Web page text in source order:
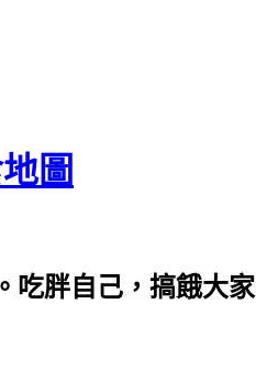
圖
吃胖自己，搞餓大家